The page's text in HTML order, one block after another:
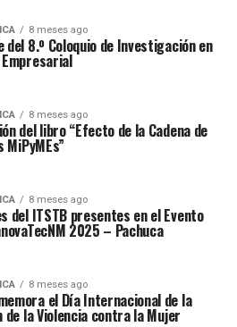
8 meses ago
del 8.º Coloquio de Investigación en
8 meses ago
del libro “Efecto de la Cadena de
MiPyMEs”
8 meses ago
del ITSTB presentes en el Evento
2025 – Pachuca
8 meses ago
el Día Internacional de la
de la Violencia contra la Mujer